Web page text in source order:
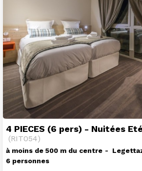
4 PIECES (6 pers) - Nuitées
(RIT054)
à moins de 500 m du centre
6 personnes